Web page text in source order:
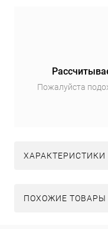
Пожалуйста
ХАРАКТЕРИСТИКИ
ПОХОЖИЕ ТОВАРЫ